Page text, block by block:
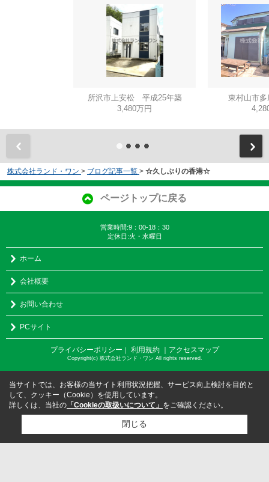
所沢市上安松 平成25年築
3,480万円
東村山市
株式会社ランド・ワン > ブログ記事一覧 > ☆久しぶりの香港☆
ページトップに戻る
営業時間:9：00-18：30
定休日:火・水曜日
ホーム
会社概要
お問い合わせ
PCサイト
プライバシーポリシー ｜ 利用規約 ｜アクセスマップ
Copyright(c) 株式会社ランド・ワン All rights reserved.
当サイトでは、お客様の当サイト利用状況把握、サービス向上検討を目的と
して、クッキー（Cookie）を使用しています。
詳しくは、当社の 「Cookieの取扱いについて」 をご確認ください。
閉じる